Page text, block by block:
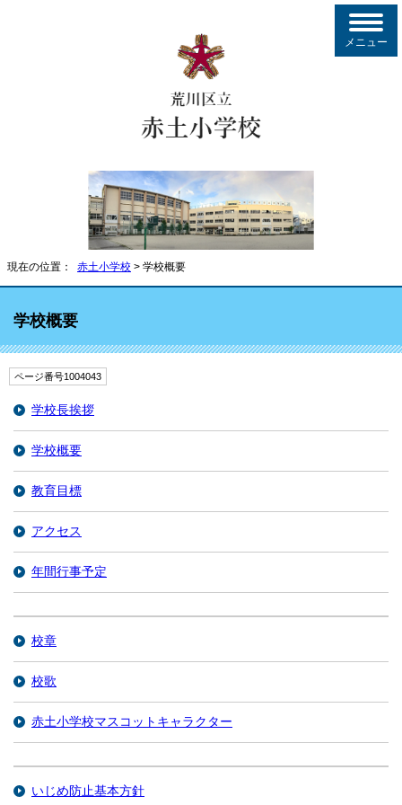
メニュー
現在の位置： 赤土小学校 > 学校概要
学校概要
ページ番号1004043
学校長挨拶
学校概要
教育目標
アクセス
年間行事予定
校章
校歌
赤土小学校マスコットキャラクター
いじめ防止基本方針